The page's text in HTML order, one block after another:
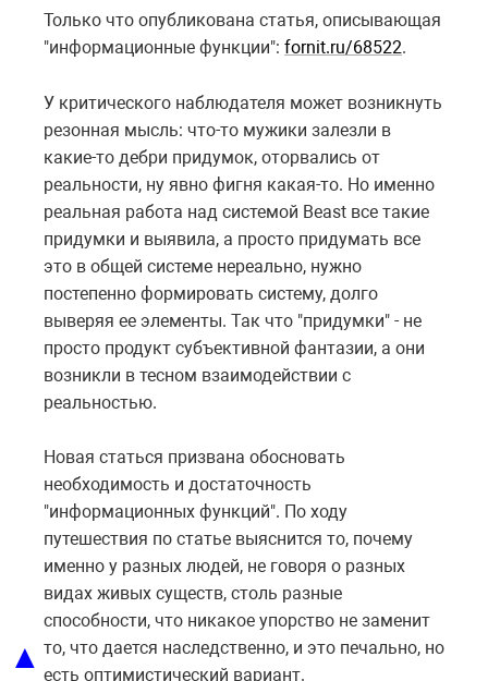
Только что опубликована статья, описывающая
"информационные функции": fornit.ru/68522.
У критического наблюдателя может возникнуть
резонная мысль: что-то мужики залезли в
какие-то дебри придумок, оторвались от
реальности, ну явно фигня какая-то. Но именно
реальная работа над системой Beast все такие
придумки и выявила, а просто придумать все
это в общей системе нереально, нужно
постепенно формировать систему, долго
выверяя ее элементы. Так что "придумки" - не
просто продукт субъективной фантазии, а они
возникли в тесном взаимодействии с
реальностью.
Новая статься призвана обосновать
необходимость и достаточность
"информационных функций". По ходу
путешествия по статье выяснится то, почему
именно у разных людей, не говоря о разных
видах живых существ, столь разные
способности, что никакое упорство не заменит
то, что дается наследственно, и это печально, но
есть оптимистический вариант.
▲